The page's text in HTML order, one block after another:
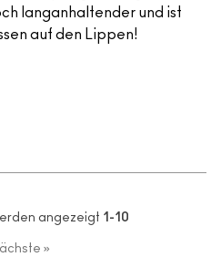
langanhaltender und ist
auf den Lippen!
angezeigt 1-10
»